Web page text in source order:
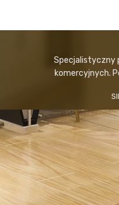
Specjalistyczny
komercyjnych.